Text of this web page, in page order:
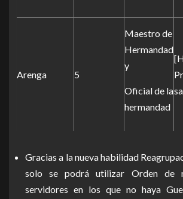
Arenga 5
Maestro de
Hermandad
y
Oficial de la
hermandad
Gracias a la nueva habilidad
solo se podrá utilizar Orden de
servidores en los que no haya